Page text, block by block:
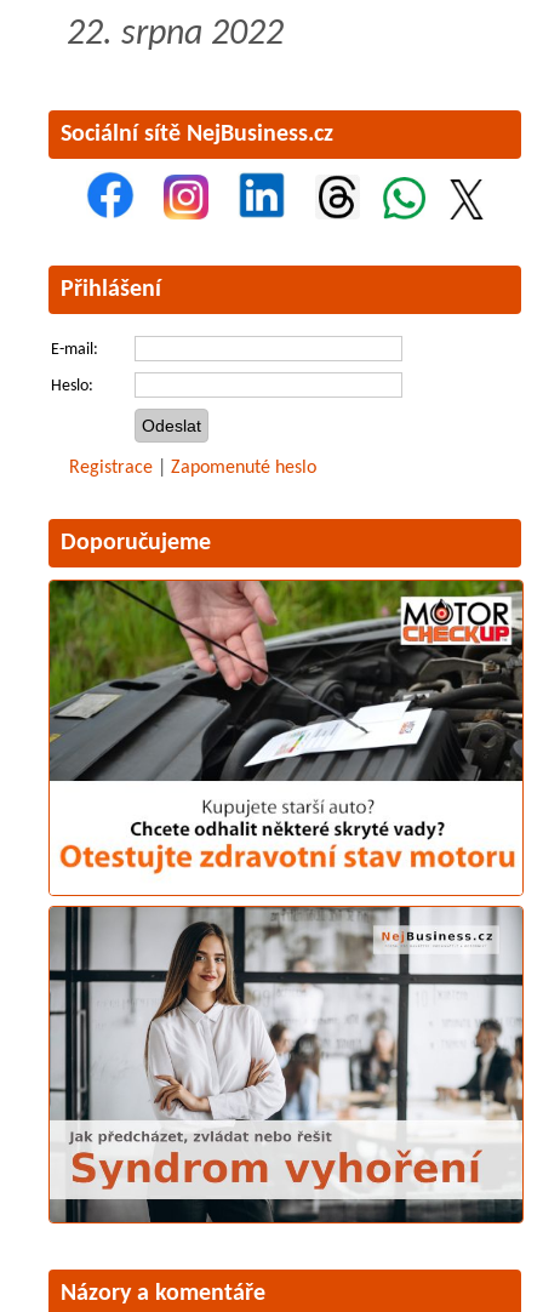
22. srpna 2022
Sociální sítě NejBusiness.cz
Přihlášení
E-mail:
Heslo:
Registrace Zapomenuté heslo
Doporučujeme
Názory a komentáře